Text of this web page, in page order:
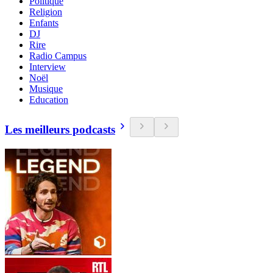
Religion
Enfants
DJ
Rire
Radio Campus
Interview
Noël
Musique
Education
Les meilleurs podcasts